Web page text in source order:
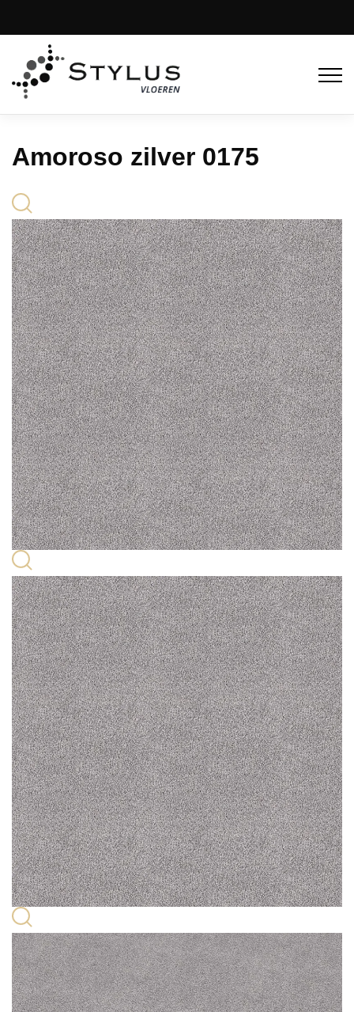
Amoroso zilver 0175